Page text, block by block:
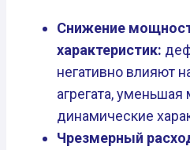
Снижение
характеристик:
негативно влияют
агрегата,
динамические
Чрезмерный